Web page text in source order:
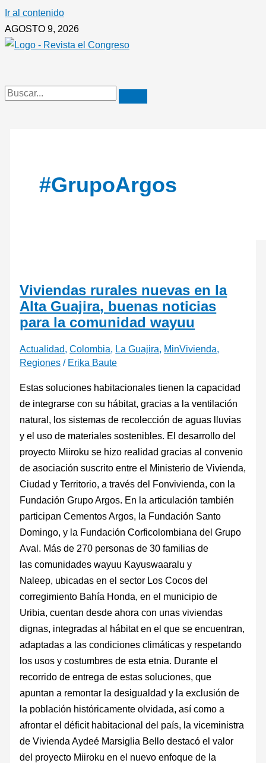
Ir al contenido
AGOSTO 9, 2026
#GrupoArgos
Viviendas rurales nuevas en la
Alta Guajira, buenas noticias
para la comunidad wayuu
Actualidad,Colombia, La Guajira, MinVivienda,
Regiones / Erika Baute
Estas soluciones habitacionales tienen la capacidad
de integrarse con su hábitat, gracias a la ventilación
natural, los sistemas de recolección de aguas lluvias
y el uso de materiales sostenibles. El desarrollo del
proyecto Miiroku se hizo realidad gracias al convenio
de asociación suscrito entre el Ministerio de Vivienda,
Ciudad y Territorio, a través del Fonvivienda, con la
Fundación Grupo Argos. En la articulación también
participan Cementos Argos, la Fundación Santo
Domingo, y la Fundación Corficolombiana del Grupo
Aval. Más de 270 personas de 30 familias de
las comunidades wayuu Kayuswaaralu y
Naleep, ubicadas en el sector Los Cocos del
corregimiento Bahía Honda, en el municipio de
Uribia, cuentan desde ahora con unas viviendas
dignas, integradas al hábitat en el que se encuentran,
adaptadas a las condiciones climáticas y respetando
los usos y costumbres de esta etnia. Durante el
recorrido de entrega de estas soluciones, que
apuntan a remontar la desigualdad y la exclusión de
la población históricamente olvidada, así como a
afrontar el déficit habitacional del país, la viceministra
de Vivienda Aydeé Marsiglia Bello destacó el valor
del proyecto Miiroku en el nuevo enfoque de la